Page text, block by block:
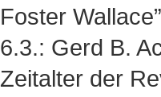
Foster Wallace”
6.3.: Gerd B.
Zeitalter der